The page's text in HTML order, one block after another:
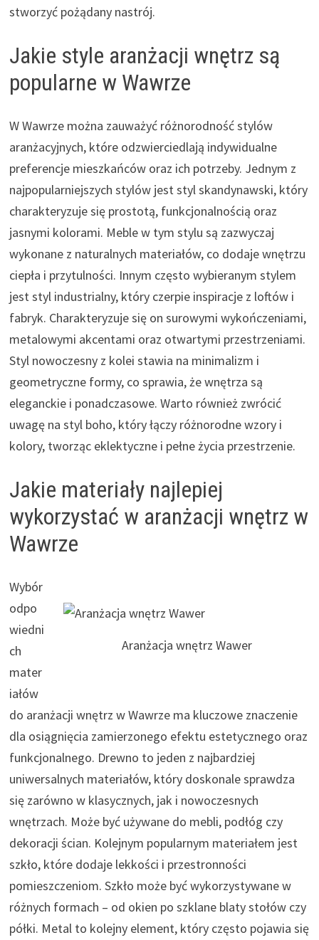
stworzyć pożądany nastrój.
Jakie style aranżacji wnętrz są
popularne w Wawrze
W Wawrze można zauważyć różnorodność stylów
aranżacyjnych, które odzwierciedlają indywidualne
preferencje mieszkańców oraz ich potrzeby. Jednym z
najpopularniejszych stylów jest styl skandynawski, który
charakteryzuje się prostotą, funkcjonalnością oraz
jasnymi kolorami. Meble w tym stylu są zazwyczaj
wykonane z naturalnych materiałów, co dodaje wnętrzu
ciepła i przytulności. Innym często wybieranym stylem
jest styl industrialny, który czerpie inspiracje z loftów i
fabryk. Charakteryzuje się on surowymi wykończeniami,
metalowymi akcentami oraz otwartymi przestrzeniami.
Styl nowoczesny z kolei stawia na minimalizm i
geometryczne formy, co sprawia, że wnętrza są
eleganckie i ponadczasowe. Warto również zwrócić
uwagę na styl boho, który łączy różnorodne wzory i
kolory, tworząc eklektyczne i pełne życia przestrzenie.
Jakie materiały najlepiej
wykorzystać w aranżacji wnętrz w
Wawrze
Aranżacja wnętrz Wawer
Wybór
odpo
wiedni
ch
mater
iałów
do aranżacji wnętrz w Wawrze ma kluczowe znaczenie
dla osiągnięcia zamierzonego efektu estetycznego oraz
funkcjonalnego. Drewno to jeden z najbardziej
uniwersalnych materiałów, który doskonale sprawdza
się zarówno w klasycznych, jak i nowoczesnych
wnętrzach. Może być używane do mebli, podłóg czy
dekoracji ścian. Kolejnym popularnym materiałem jest
szkło, które dodaje lekkości i przestronności
pomieszczeniom. Szkło może być wykorzystywane w
różnych formach – od okien po szklane blaty stołów czy
półki. Metal to kolejny element, który często pojawia się